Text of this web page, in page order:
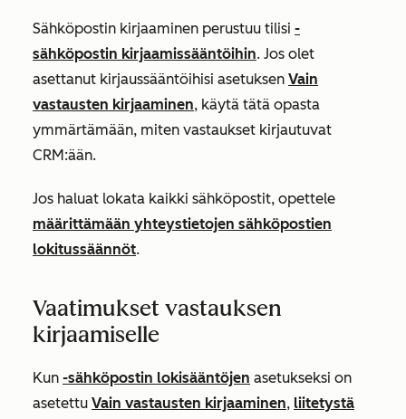
Sähköpostin kirjaaminen perustuu tilisi -
sähköpostin kirjaamissääntöihin. Jos olet
asettanut kirjaussääntöihisi asetuksen Vain
vastausten kirjaaminen, käytä tätä opasta
ymmärtämään, miten vastaukset kirjautuvat
CRM:ään.
Jos haluat lokata kaikki sähköpostit, opettele
määrittämään yhteystietojen sähköpostien
lokitussäännöt.
Vaatimukset vastauksen
kirjaamiselle
Kun -sähköpostin lokisääntöjen asetukseksi on
asetettu Vain vastausten kirjaaminen, liitetystä